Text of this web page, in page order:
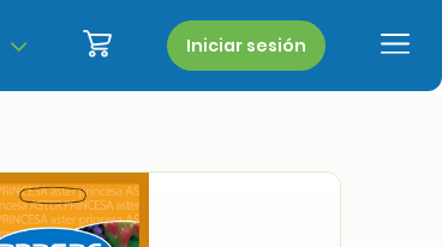
Iniciar sesión